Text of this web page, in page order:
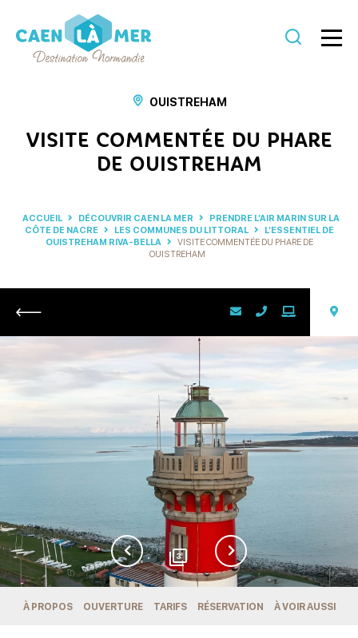
Tourisme
OUISTREHAM
VISITE COMMENTÉE DU PHARE
DE OUISTREHAM
ACCUEIL DÉCOUVRIR CAEN LA MER
PRENDRE L’AIR MARIN SUR LA
CÔTE DE NACRE
LES COMMUNES DU LITTORAL
L’ESSENTIEL DE
OUISTREHAM RIVA-BELLA
VISITE COMMENTÉE DU PHARE DE
OUISTREHAM
Retour
3
À PROPOS OUVERTURE TARIFS RÉSERVATION À VOIR AUSSI